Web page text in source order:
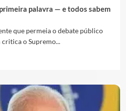
palavra — e todos sabem
que permeia o debate público
o Supremo...